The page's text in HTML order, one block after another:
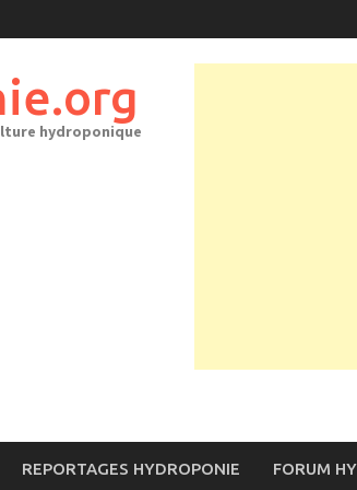
hydroponique
REPORTAGES HYDROPONIE FORUM